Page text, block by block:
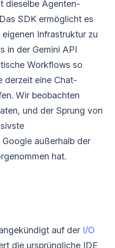
dieselbe Agenten-
SDK ermöglicht es
Infrastruktur zu
in der Gemini API
Workflows so
derzeit eine Chat-
Wir beobachten
und der Sprung von
außerhalb der
hat.
auf der I/O
die ursprüngliche IDE